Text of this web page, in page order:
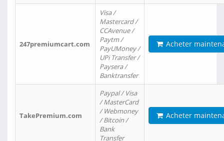
247premiumcart.com
Visa /
Mastercard /
CCAvenue /
Paytm /
PayUMoney /
UPi Transfer /
Paysera /
Banktransfer
Acheter
TakePremium.com
Paypal / Visa
/ MasterCard
/ Webmoney
/ Bitcoin /
Bank
Transfer
Acheter